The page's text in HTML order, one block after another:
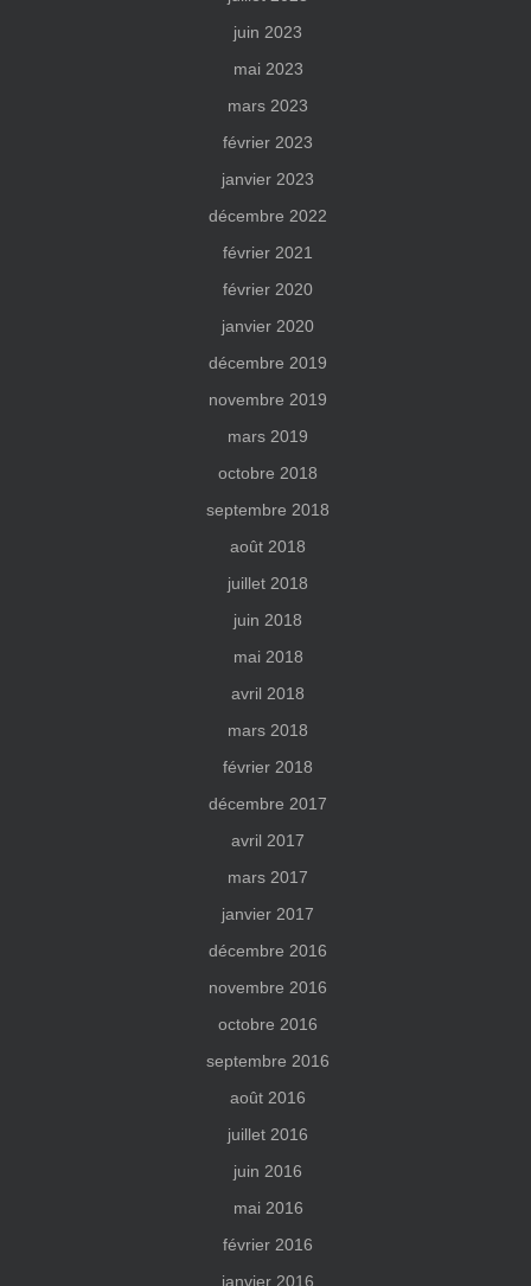
juin 2023
mai 2023
mars 2023
février 2023
janvier 2023
décembre 2022
février 2021
février 2020
janvier 2020
décembre 2019
novembre 2019
mars 2019
octobre 2018
septembre 2018
août 2018
juillet 2018
juin 2018
mai 2018
avril 2018
mars 2018
février 2018
décembre 2017
avril 2017
mars 2017
janvier 2017
décembre 2016
novembre 2016
octobre 2016
septembre 2016
août 2016
juillet 2016
juin 2016
mai 2016
février 2016
janvier 2016